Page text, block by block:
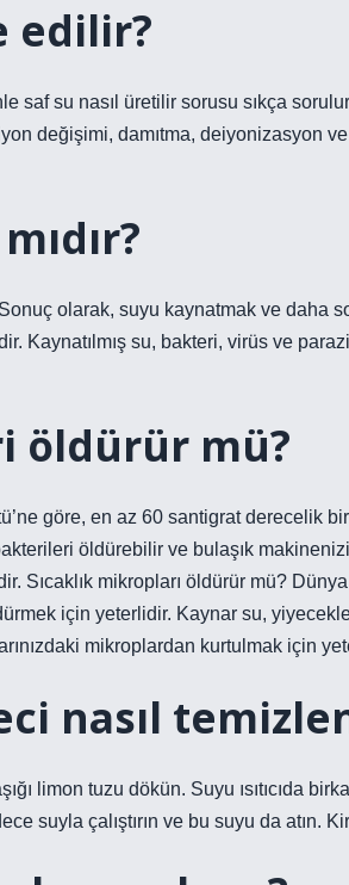
edilir?
saf su nasıl üretilir sorusu sıkça
değişimi, damıtma, deiyonizasyon
olarak, suyu kaynatmak ve daha
Kaynatılmış su, bakteri, virüs ve
öldürür mü?
göre, en az 60 santigrat derecelik
öldürebilir ve bulaşık makinenizi
Sıcaklık mikropları öldürür mü?
için yeterlidir. Kaynar su,
mikroplardan kurtulmak için
nasıl
limon tuzu dökün. Suyu ısıtıcıda
suyla çalıştırın ve bu suyu da atın.